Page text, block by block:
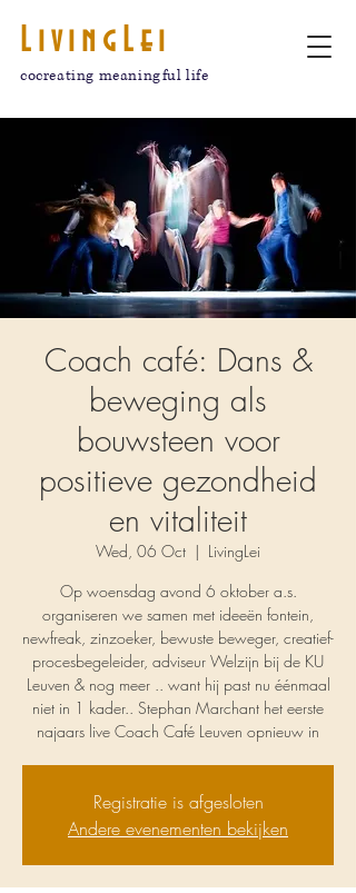
LivingLei
cocreating meaningful life
Coach café: Dans &
beweging als
bouwsteen voor
positieve gezondheid
en vitaliteit
Wed, 06 Oct
  |
LivingLei
Op woensdag avond 6 oktober a.s.
organiseren we samen met ideeën fontein,
newfreak, zinzoeker, bewuste beweger, creatief-
procesbegeleider, adviseur Welzijn bij de KU
Leuven & nog meer .. want hij past nu éénmaal
niet in 1 kader.. Stephan Marchant het eerste
najaars live Coach Café Leuven opnieuw in
Registratie is afgesloten
Andere evenementen bekijken